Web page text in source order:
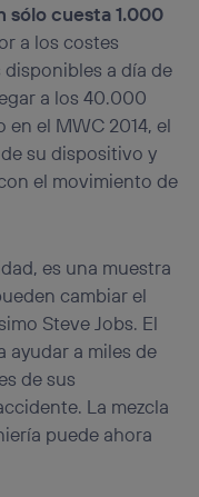
sólo cuesta 1.000
a los costes
a día de
a los 40.000
el MWC 2014, el
su dispositivo y
el movimiento de
es una muestra
cambiar el
Steve Jobs. El
ayudar a miles de
de sus
La mezcla
puede ahora